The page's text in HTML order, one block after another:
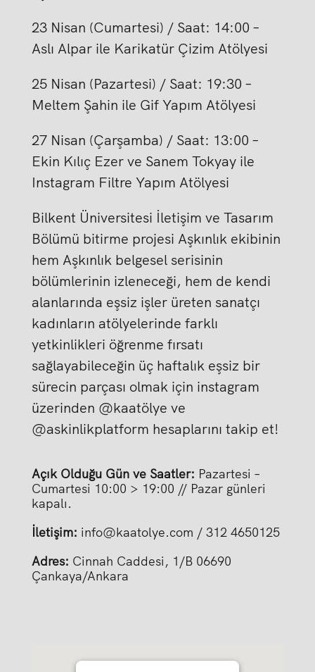
23 Nisan (Cumartesi) / Saat: 14:00 –
Aslı Alpar ile Karikatür Çizim Atölyesi
25 Nisan (Pazartesi) / Saat: 19:30 –
Meltem Şahin ile Gif Yapım Atölyesi
27 Nisan (Çarşamba) / Saat: 13:00 –
Ekin Kılıç Ezer ve Sanem Tokyay ile
Instagram Filtre Yapım Atölyesi
Bilkent Üniversitesi İletişim ve Tasarım
Bölümü bitirme projesi Aşkınlık ekibinin
hem Aşkınlık belgesel serisinin
bölümlerinin izleneceği, hem de kendi
alanlarında eşsiz işler üreten sanatçı
kadınların atölyelerinde farklı
yetkinlikleri öğrenme fırsatı
sağlayabileceğin üç haftalık eşsiz bir
sürecin parçası olmak için instagram
üzerinden @kaatölye ve
@askinlikplatform hesaplarını takip et!
Açık Olduğu Gün ve Saatler: Pazartesi –
Cumartesi 10:00 > 19:00 // Pazar günleri
kapalı.
İletişim: info@kaatolye.com / 312 4650125
Adres: Cinnah Caddesi, 1/B 06690
Çankaya/Ankara